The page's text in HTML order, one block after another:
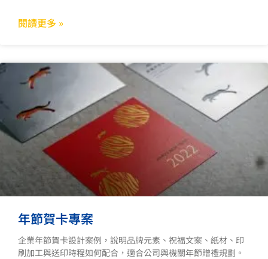
閱讀更多 »
年節賀卡專案
企業年節賀卡設計案例，說明品牌元素、祝福文案、紙材、印
刷加工與送印時程如何配合，適合公司與機關年節贈禮規劃。